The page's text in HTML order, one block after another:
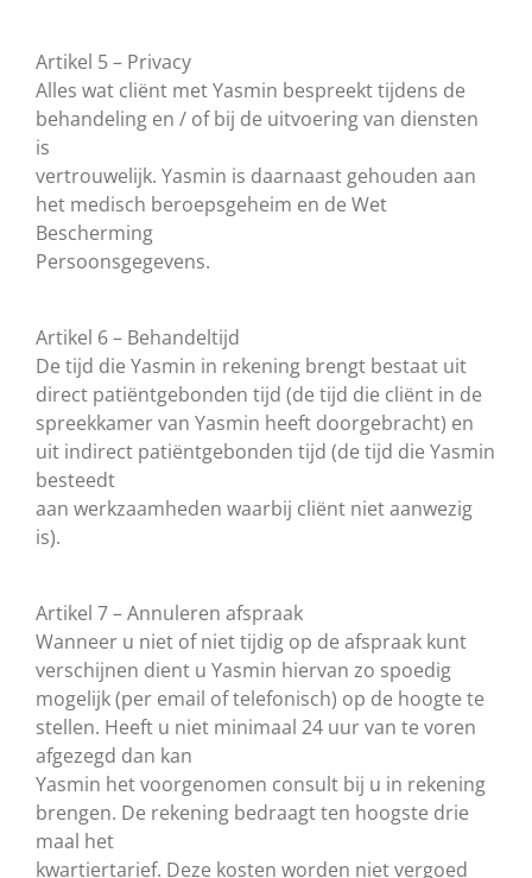
Artikel 5 – Privacy
Alles wat cliënt met Yasmin bespreekt tijdens de
behandeling en / of bij de uitvoering van diensten
is
vertrouwelijk. Yasmin is daarnaast gehouden aan
het medisch beroepsgeheim en de Wet
Bescherming
Persoonsgegevens.
Artikel 6 – Behandeltijd
De tijd die Yasmin in rekening brengt bestaat uit
direct patiëntgebonden tijd (de tijd die cliënt in de
spreekkamer van Yasmin heeft doorgebracht) en
uit indirect patiëntgebonden tijd (de tijd die Yasmin
besteedt
aan werkzaamheden waarbij cliënt niet aanwezig
is).
Artikel 7 – Annuleren afspraak
Wanneer u niet of niet tijdig op de afspraak kunt
verschijnen dient u Yasmin hiervan zo spoedig
mogelijk (per email of telefonisch) op de hoogte te
stellen. Heeft u niet minimaal 24 uur van te voren
afgezegd dan kan
Yasmin het voorgenomen consult bij u in rekening
brengen. De rekening bedraagt ten hoogste drie
maal het
kwartiertarief. Deze kosten worden niet vergoed